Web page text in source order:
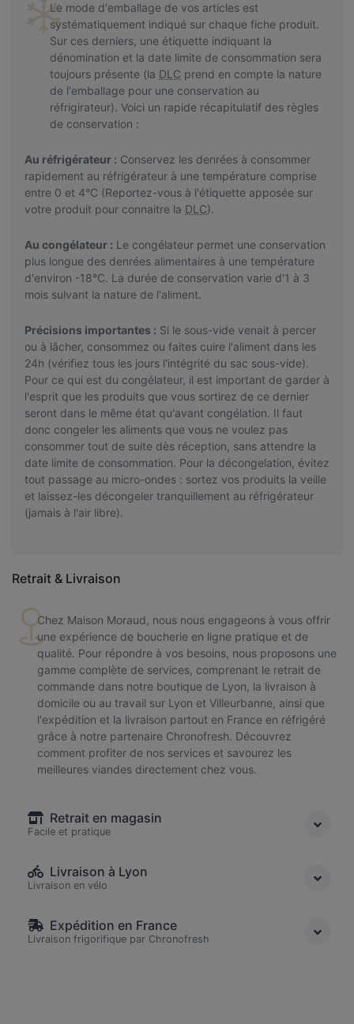
Le mode d'emballage de vos articles est
systématiquement indiqué sur chaque fiche produit.
Sur ces derniers, une étiquette indiquant la
dénomination et la date limite de consommation sera
toujours présente (la DLC prend en compte la nature
de l'emballage pour une conservation au
réfrigirateur). Voici un rapide récapitulatif des règles
de conservation :
Au réfrigérateur : Conservez les denrées à consommer
rapidement au réfrigérateur à une température comprise
entre 0 et 4°C (Reportez-vous à l'étiquette apposée sur
votre produit pour connaitre la DLC).
Au congélateur : Le congélateur permet une conservation
plus longue des denrées alimentaires à une température
d'environ -18°C. La durée de conservation varie d'1 à 3
mois suivant la nature de l'aliment.
Précisions importantes : Si le sous-vide venait à percer
ou à lâcher, consommez ou faites cuire l'aliment dans les
24h (vérifiez tous les jours l'intégrité du sac sous-vide).
Pour ce qui est du congélateur, il est important de garder à
l'esprit que les produits que vous sortirez de ce dernier
seront dans le même état qu'avant congélation. Il faut
donc congeler les aliments que vous ne voulez pas
consommer tout de suite dès réception, sans attendre la
date limite de consommation. Pour la décongelation, évitez
tout passage au micro-ondes : sortez vos produits la veille
et laissez-les décongeler tranquillement au réfrigérateur
(jamais à l'air libre).
Retrait & Livraison
Chez Maison Moraud, nous nous engageons à vous offrir
une expérience de boucherie en ligne pratique et de
qualité. Pour répondre à vos besoins, nous proposons une
gamme complète de services, comprenant le retrait de
commande dans notre boutique de Lyon, la livraison à
domicile ou au travail sur Lyon et Villeurbanne, ainsi que
l'expédition et la livraison partout en France en réfrigéré
grâce à notre partenaire Chronofresh. Découvrez
comment profiter de nos services et savourez les
meilleures viandes directement chez vous.
Retrait en magasin
Facile et pratique
Livraison à Lyon
Livraison en vélo
Expédition en France
Livraison frigorifique par Chronofresh